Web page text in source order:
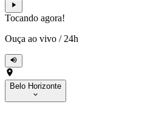
Tocando agora!
Ouça ao vivo / 24h
Belo Horizonte